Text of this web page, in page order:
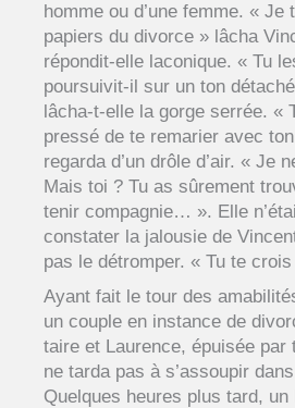
homme ou d’une femme. « Je
papiers du divorce » lâcha
répondit-elle laconique. « Tu
poursuivit-il sur un ton
lâcha-t-elle la gorge serrée. «
pressé de te remarier avec
regarda d’un drôle d’air. « Je
Mais toi ? Tu as sûrement
tenir compagnie… ». Elle
constater la jalousie de
pas le détromper. « Tu te
Ayant fait le tour des
un couple en instance de
taire et Laurence, épuisée par
ne tarda pas à s’assoupir
Quelques heures plus tard,